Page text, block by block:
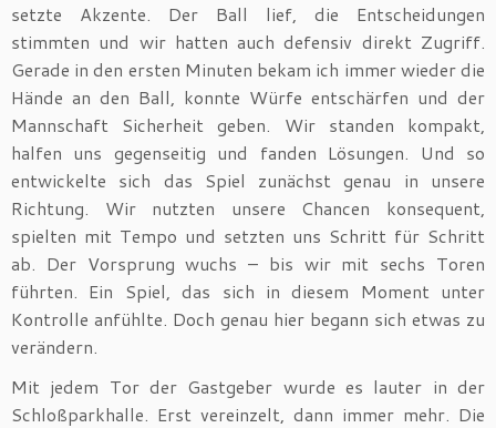
setzte Akzente. Der Ball lief, die Entscheidungen
stimmten und wir hatten auch defensiv direkt Zugriff.
Gerade in den ersten Minuten bekam ich immer wieder die
Hände an den Ball, konnte Würfe entschärfen und der
Mannschaft Sicherheit geben. Wir standen kompakt,
halfen uns gegenseitig und fanden Lösungen. Und so
entwickelte sich das Spiel zunächst genau in unsere
Richtung. Wir nutzten unsere Chancen konsequent,
spielten mit Tempo und setzten uns Schritt für Schritt
ab. Der Vorsprung wuchs – bis wir mit sechs Toren
führten. Ein Spiel, das sich in diesem Moment unter
Kontrolle anfühlte. Doch genau hier begann sich etwas zu
verändern.
Mit jedem Tor der Gastgeber wurde es lauter in der
Schloßparkhalle. Erst vereinzelt, dann immer mehr. Die